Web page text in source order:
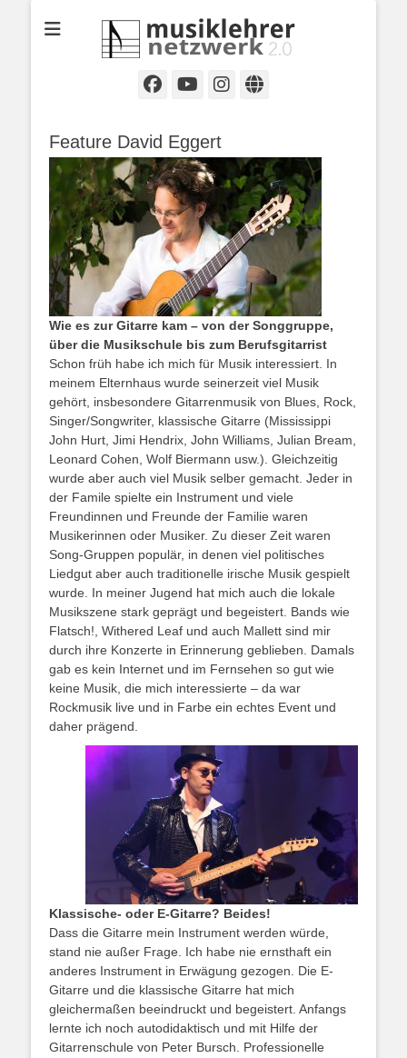
Selbständige Musikpädagoginnen und Musikpädagogen in
Wiesbaden
Facebook
YouTube
Instagram
Website
Feature David Eggert
Wie es zur Gitarre kam – von der Songgruppe,
über die Musikschule bis zum Berufsgitarrist
Schon früh habe ich mich für Musik interessiert. In
meinem Elternhaus wurde seinerzeit viel Musik
gehört, insbesondere Gitarrenmusik von Blues, Rock,
Singer/Songwriter, klassische Gitarre (Mississippi
John Hurt, Jimi Hendrix, John Williams, Julian Bream,
Leonard Cohen, Wolf Biermann usw.). Gleichzeitig
wurde aber auch viel Musik selber gemacht. Jeder in
der Famile spielte ein Instrument und viele
Freundinnen und Freunde der Familie waren
Musikerinnen oder Musiker. Zu dieser Zeit waren
Song-Gruppen populär, in denen viel politisches
Liedgut aber auch traditionelle irische Musik gespielt
wurde. In meiner Jugend hat mich auch die lokale
Musikszene stark geprägt und begeistert. Bands wie
Flatsch!, Withered Leaf und auch Mallett sind mir
durch ihre Konzerte in Erinnerung geblieben. Damals
gab es kein Internet und im Fernsehen so gut wie
keine Musik, die mich interessierte – da war
Rockmusik live und in Farbe ein echtes Event und
daher prägend.
Klassische- oder E-Gitarre? Beides!
Dass die Gitarre mein Instrument werden würde,
stand nie außer Frage. Ich habe nie ernsthaft ein
anderes Instrument in Erwägung gezogen. Die E-
Gitarre und die klassische Gitarre hat mich
gleichermaßen beeindruckt und begeistert. Anfangs
lernte ich noch autodidaktisch und mit Hilfe der
Gitarrenschule von Peter Bursch. Professionelle